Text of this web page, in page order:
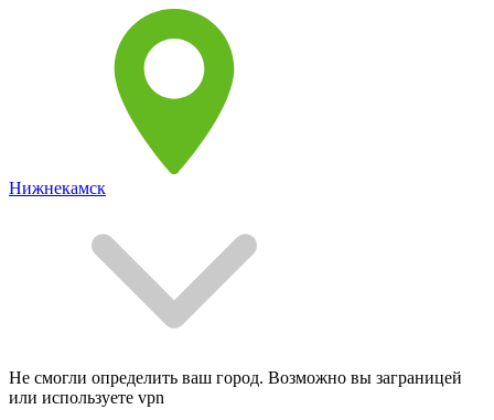
Нижнекамск
Не смогли определить ваш город. Возможно вы заграницей
или используете vpn